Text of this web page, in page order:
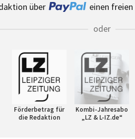
über
einen
oder
Förderbetrag für
die Redaktion
Kombi-Jahresabo
„LZ & L-IZ.de“